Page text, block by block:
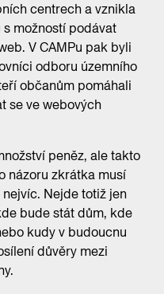
centrech a vznikla
možností podávat
V CAMPu pak byli
odboru územního
občanům pomáhali
se ve webových
peněz, ale takto
názoru zkrátka musí
Nejde totiž jen
bude stát dům, kde
kudy v budoucnu
důvěry mezi